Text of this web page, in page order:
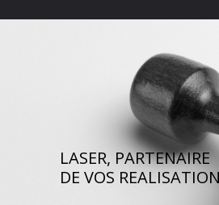
LASER, PARTENAIRE
DE VOS